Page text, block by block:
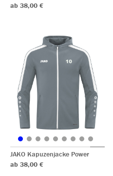
ab 38,00 €
JAKO Kapuzenjacke Power
ab 38,00 €